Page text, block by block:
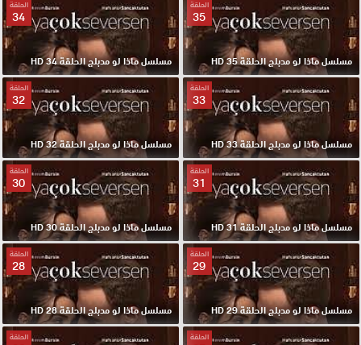
الحلقة
35
مسلسل ماذا لو مدبلج الحلقة 35 HD
الحلقة
34
مسلسل ماذا لو مدبلج الحلقة 34 HD
الحلقة
33
مسلسل ماذا لو مدبلج الحلقة 33 HD
الحلقة
32
مسلسل ماذا لو مدبلج الحلقة 32 HD
الحلقة
31
مسلسل ماذا لو مدبلج الحلقة 31 HD
الحلقة
30
مسلسل ماذا لو مدبلج الحلقة 30 HD
الحلقة
29
مسلسل ماذا لو مدبلج الحلقة 29 HD
الحلقة
28
مسلسل ماذا لو مدبلج الحلقة 28 HD
الحلقة الحلقة